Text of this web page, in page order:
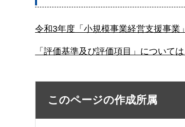
令和3年度「小規模事業経営支援事業
「評価基準及び評価項目」について
このページの作成所属